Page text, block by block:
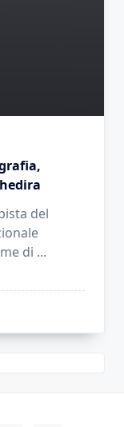
del
di ...